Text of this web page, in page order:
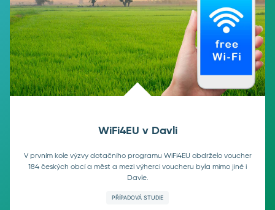
WiFi4EU v Davli
V prvním kole výzvy dotačního programu WiFi4EU obdrželo voucher
184 českých obcí a měst a mezi výherci voucheru byla mimo jiné i
Davle.
PŘÍPADOVÁ STUDIE